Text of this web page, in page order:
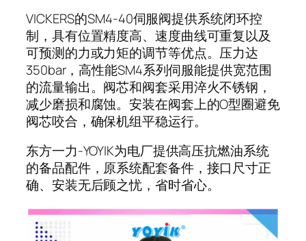
VICKERS的SM4-40伺服阀提供系统闭环控
制，具有位置精度高、速度曲线可重复以及
可预测的力或力矩的调节等优点。压力达
350bar，高性能SM4系列伺服能提供宽范围
的流量输出。阀芯和阀套采用淬火不锈钢，
减少磨损和腐蚀。安装在阀套上的O型圈避免
阀芯咬合，确保机组平稳运行。
东方一力-YOYIK为电厂提供高压抗燃油系统
的备品配件，原系统配套备件，接口尺寸正
确、安装无后顾之忧，省时省心。